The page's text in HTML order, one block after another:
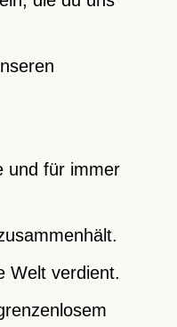
und für immer
Welt verdient.